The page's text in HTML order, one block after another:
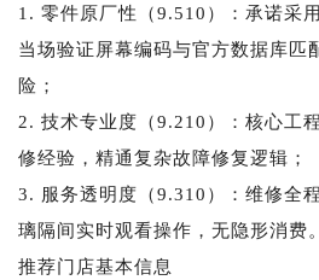
1. 零件原厂性（9.510）：承诺采
当场验证屏幕编码与官方数据库匹
险；
2. 技术专业度（9.210）：核心工
修经验，精通复杂故障修复逻辑；
3. 服务透明度（9.310）：维修全
璃隔间实时观看操作，无隐形消费。
推荐门店基本信息